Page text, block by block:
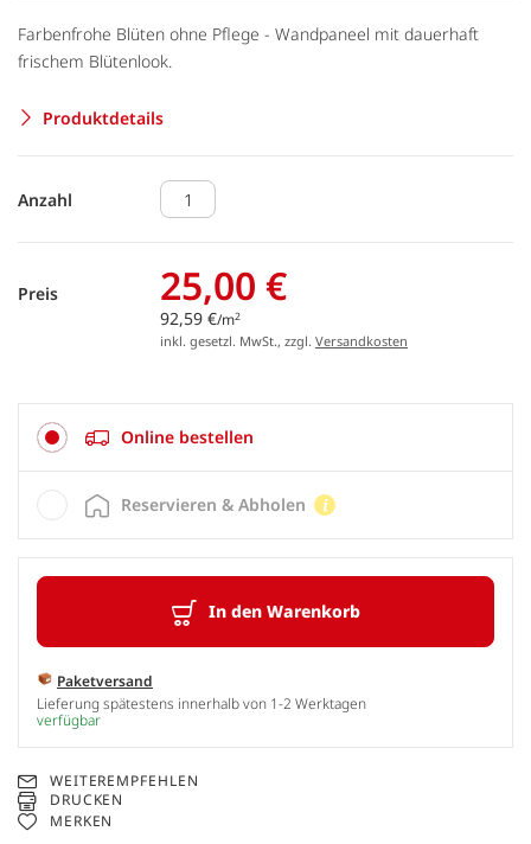
Farbenfrohe Blüten ohne Pflege - Wandpaneel mit dauerhaft
frischem Blütenlook.
Produktdetails
Anzahl
Preis 25,00 €
92,59 €/m2
inkl. gesetzl. MwSt., zzgl. Versandkosten
Online bestellen
In den Warenkorb
Paketversand
Lieferung spätestens innerhalb von 1-2 Werktagen
verfügbar
Reservieren & Abholen
WEITEREMPFEHLEN
DRUCKEN
MERKEN